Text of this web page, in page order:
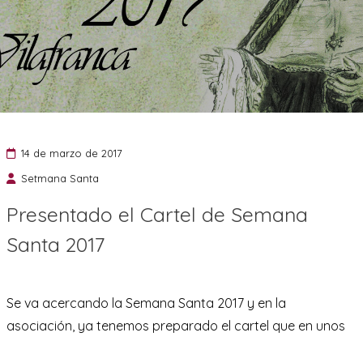
14 de marzo de 2017
Setmana Santa
Presentado el Cartel de Semana
Santa 2017
Se va acercando la Semana Santa 2017 y en la
asociación, ya tenemos preparado el cartel que en unos